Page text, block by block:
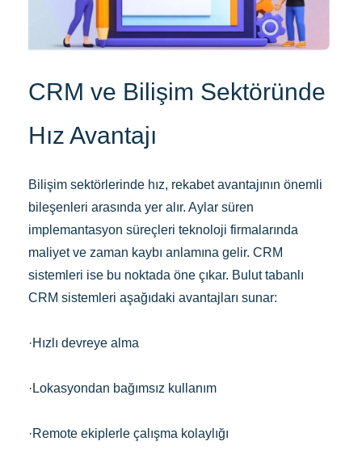
CRM ve Bilişim Sektöründe
Hız Avantajı
Bilişim sektörlerinde hız, rekabet avantajının önemli
bileşenleri arasında yer alır. Aylar süren
implemantasyon süreçleri teknoloji firmalarında
maliyet ve zaman kaybı anlamına gelir. CRM
sistemleri ise bu noktada öne çıkar. Bulut tabanlı
CRM sistemleri aşağıdaki avantajları sunar:
·Hızlı devreye alma
·Lokasyondan bağımsız kullanım
·Remote ekiplerle çalışma kolaylığı